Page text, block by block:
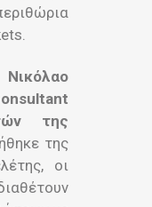
Νικόλαο
της
της
οι